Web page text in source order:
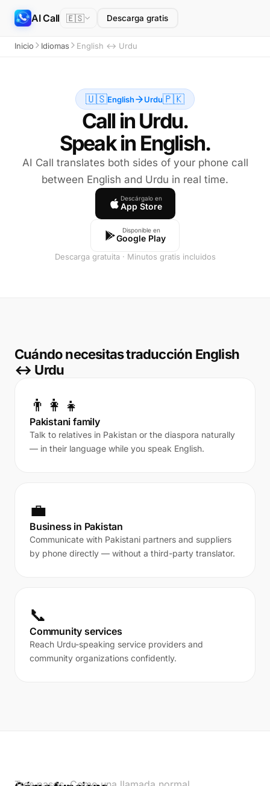
AI Call 🇪🇸 Descarga gratis
Inicio Idiomas English ↔ Urdu
🇺🇸English Urdu🇵🇰
Call in Urdu.
Speak in English.
AI Call translates both sides of your phone call
between English and Urdu in real time.
Descárgalo en
App Store
Disponible en
Google Play
Descarga gratuita · Minutos gratis incluidos
Cuándo necesitas traducción English
↔ Urdu
👨‍👩‍👧
Pakistani family
Talk to relatives in Pakistan or the diaspora naturally
— in their language while you speak English.
💼
Business in Pakistan
Communicate with Pakistani partners and suppliers
by phone directly — without a third-party translator.
📞
Community services
Reach Urdu-speaking service providers and
community organizations confidently.